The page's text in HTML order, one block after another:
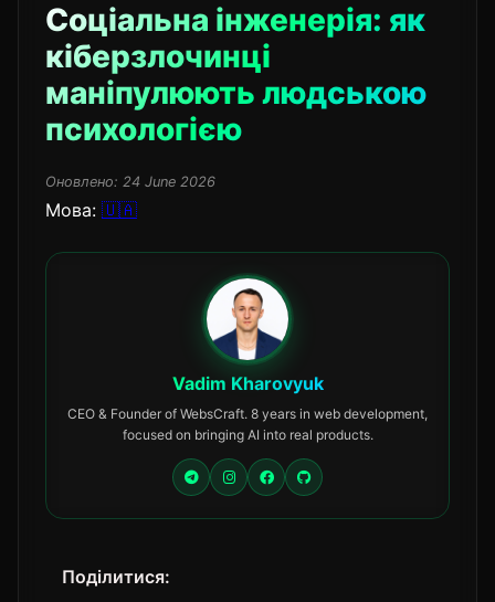
Соціальна інженерія: як
кіберзлочинці
маніпулюють людською
психологією
Оновлено: 24 June 2026
Мова: 🇺🇦
Vadim Kharovyuk
CEO & Founder of WebsCraft. 8 years in web development,
focused on bringing AI into real products.
Поділитися: